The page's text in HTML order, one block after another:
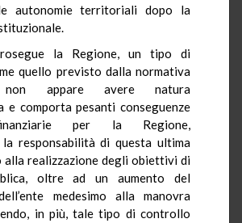
autonomie territoriali dopo la
la Regione, un tipo di
quello previsto dalla normativa
non appare avere natura
e comporta pesanti conseguenze
finanziarie per la Regione,
responsabilità di questa ultima
alla realizzazione degli obiettivi di
oltre ad un aumento del
medesimo alla manovra
in più, tale tipo di controllo